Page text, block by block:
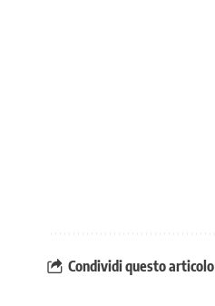
Condividi questo articolo